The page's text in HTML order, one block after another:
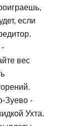
если
-
вес
Зуево -
Ухта.